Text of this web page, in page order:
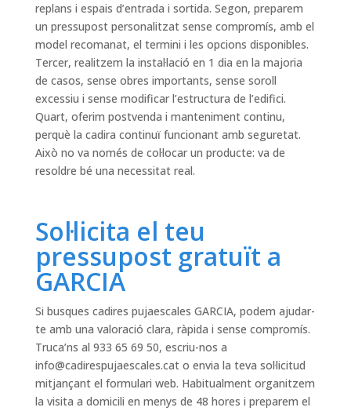
replans i espais d’entrada i sortida. Segon, preparem
un pressupost personalitzat sense compromís, amb el
model recomanat, el termini i les opcions disponibles.
Tercer, realitzem la instal·lació en 1 dia en la majoria
de casos, sense obres importants, sense soroll
excessiu i sense modificar l’estructura de l’edifici.
Quart, oferim postvenda i manteniment continu,
perquè la cadira continuï funcionant amb seguretat.
Això no va només de col·locar un producte: va de
resoldre bé una necessitat real.
Sol·licita el teu
pressupost gratuït a
GARCIA
Si busques cadires pujaescales GARCIA, podem ajudar-
te amb una valoració clara, ràpida i sense compromís.
Truca’ns al 933 65 69 50, escriu-nos a
info@cadirespujaescales.cato envia la teva sol·licitud
mitjançant el formulari web. Habitualment organitzem
la visita a domicili en menys de 48 hores i preparem el